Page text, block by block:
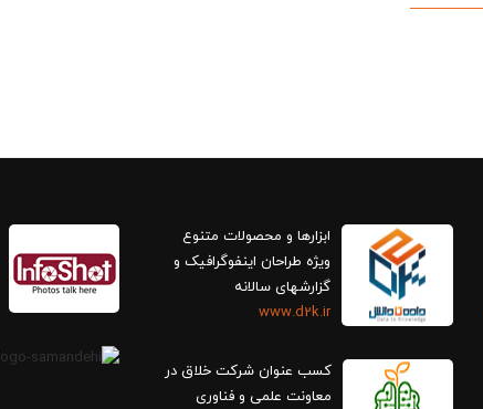
ابزارها و محصولات متنوع
ویژه طراحان اینفوگرافیک و
گزارش‎های سالانه
www.d2k.ir
کسب عنوان شرکت خلاق در
معاونت علمی و فناوری